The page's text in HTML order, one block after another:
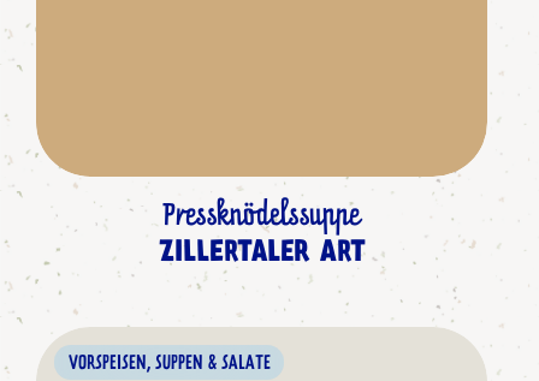
Pressknödelssuppe
ZILLERTALER ART
VORSPEISEN, SUPPEN & SALATE